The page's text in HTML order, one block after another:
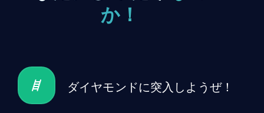
か！
ダイヤモンドに突入しようぜ！